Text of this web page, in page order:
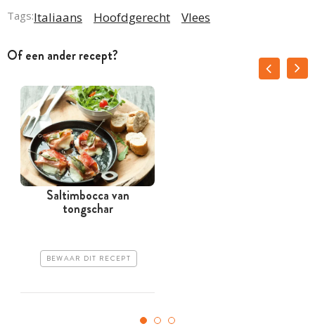
Tags:Italiaans Hoofdgerecht Vlees
Of een ander recept?
Saltimbocca van
tongschar
BEWAAR DIT RECEPT